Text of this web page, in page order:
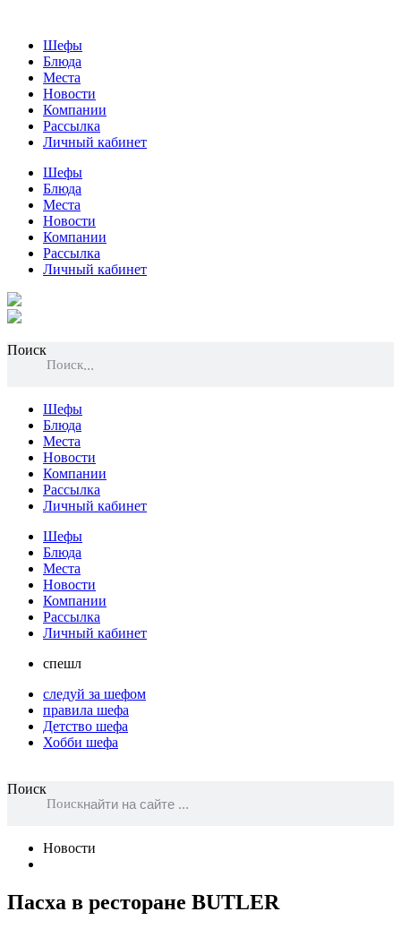
Шефы
Блюда
Места
Новости
Компании
Рассылка
Личный кабинет
Шефы
Блюда
Места
Новости
Компании
Рассылка
Личный кабинет
Поиск
Поиск
Шефы
Блюда
Места
Новости
Компании
Рассылка
Личный кабинет
Шефы
Блюда
Места
Новости
Компании
Рассылка
Личный кабинет
спешл
следуй за шефом
правила шефа
Детство шефа
Хобби шефа
Поиск
Поиск
Новости
Пасха в ресторане BUTLER